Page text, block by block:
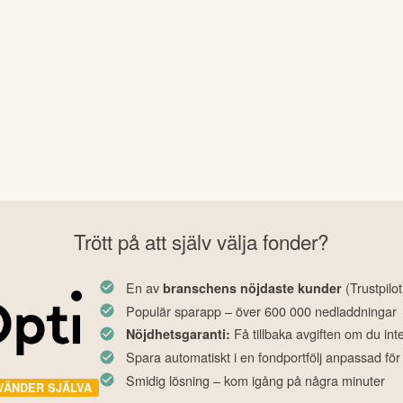
Trött på att själv välja fonder?
SJÄLVA
En avbranschens nöjdaste kunder
Populär sparapp – över 600 000 nedladdningar
Nöjdhetsgaranti: Få tillbaka avgiften om du
Spara automatiskt i en fondportfölj anpassad för
Smidig lösning – kom igång på några minuter